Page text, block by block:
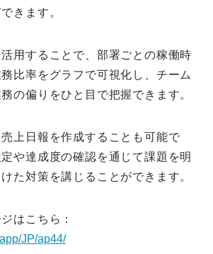
きます。
用することで、部署ごとの稼働時
比率をグラフで可視化し、チーム
の偏りをひと目で把握できます。
上日報を作成することも可能で
や達成度の確認を通じて課題を明
た対策を講じることができます。
はこちら：
JP/ap44/